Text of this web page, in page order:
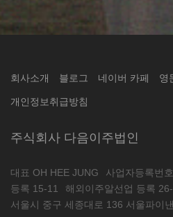
회사소개 블로그 네이버 카페 영
개인정보취급방침
주식회사 다음이주법인
대표 OH HEE JUNG 사업자등록번
등록 15-11
해외이주알선업 등록
서울시 중구 세종대로 136 서울파이